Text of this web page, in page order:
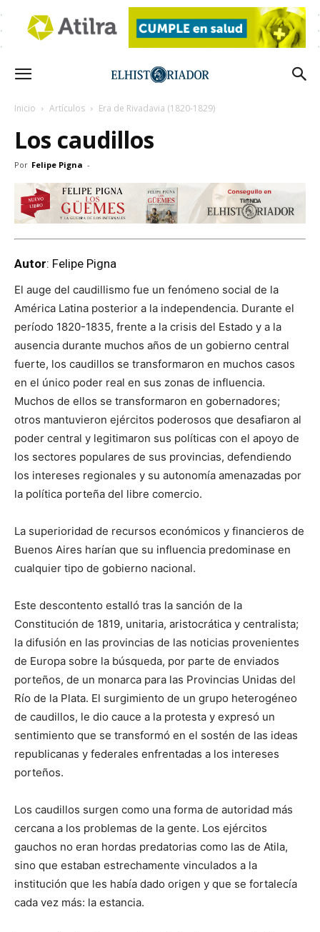
Inicio Artículos Era de Rivadavia (1820-1829)
Los caudillos
Por Felipe Pigna -
Autor: Felipe Pigna
El auge del caudillismo fue un fenómeno social de la
América Latina posterior a la independencia. Durante el
período 1820-1835, frente a la crisis del Estado y a la
ausencia durante muchos años de un gobierno central
fuerte, los caudillos se transformaron en muchos casos
en el único poder real en sus zonas de influencia.
Muchos de ellos se transformaron en gobernadores;
otros mantuvieron ejércitos poderosos que desafiaron al
poder central y legitimaron sus políticas con el apoyo de
los sectores populares de sus provincias, defendiendo
los intereses regionales y su autonomía amenazadas por
la política porteña del libre comercio.
La superioridad de recursos económicos y financieros de
Buenos Aires harían que su influencia predominase en
cualquier tipo de gobierno nacional.
Este descontento estalló tras la sanción de la
Constitución de 1819, unitaria, aristocrática y centralista;
la difusión en las provincias de las noticias provenientes
de Europa sobre la búsqueda, por parte de enviados
porteños, de un monarca para las Provincias Unidas del
Río de la Plata. El surgimiento de un grupo heterogéneo
de caudillos, le dio cauce a la protesta y expresó un
sentimiento que se transformó en el sostén de las ideas
republicanas y federales enfrentadas a los intereses
porteños.
Los caudillos surgen como una forma de autoridad más
cercana a los problemas de la gente. Los ejércitos
gauchos no eran hordas predatorias como las de Atila,
sino que estaban estrechamente vinculados a la
institución que les había dado origen y que se fortalecía
cada vez más: la estancia.